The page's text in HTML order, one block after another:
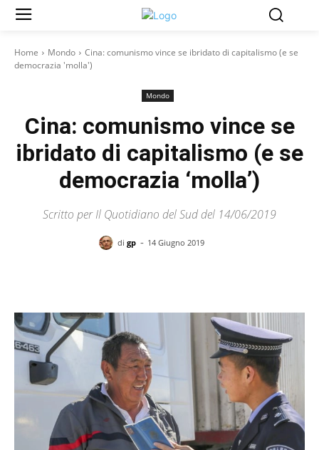
Home Mondo
Cina: comunismo vince se ibridato di capitalismo (e se
democrazia 'molla')
Mondo
Cina: comunismo vince se
ibridato di capitalismo (e se
democrazia ‘molla’)
Scritto per Il Quotidiano del Sud del 14/06/2019
di gp - 14 Giugno 2019